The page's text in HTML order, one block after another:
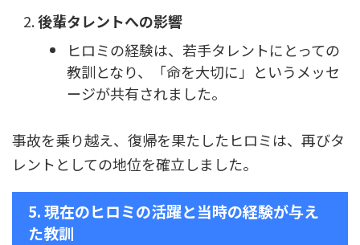
後輩タレントへの影響
ヒロミの経験は、若手タレントにとっての
教訓となり、「命を大切に」というメッセ
ージが共有されました。
事故を乗り越え、復帰を果たしたヒロミは、再びタ
レントとしての地位を確立しました。
5. 現在のヒロミの活躍と当時の経験が与え
た教訓